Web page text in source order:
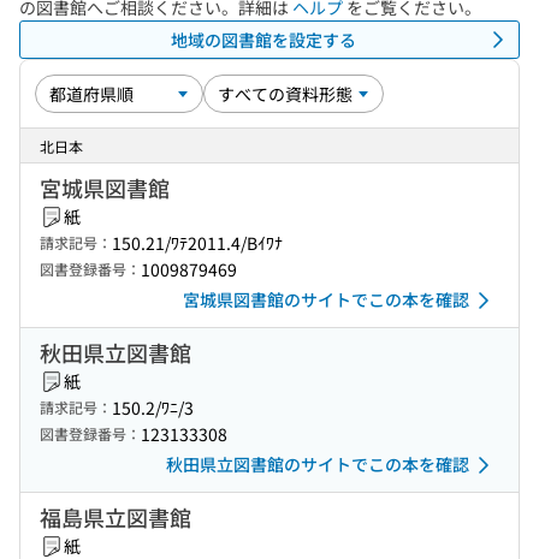
の図書館へご相談ください。詳細は ヘルプ をご覧ください。
地域の図書館を設定する
北日本
宮城県図書館
紙
請求記号： 150.21/ﾜﾃ2011.4/Bｲﾜﾅ
図書登録番号： 1009879469
宮城県図書館のサイトでこの本を確認
秋田県立図書館
紙
請求記号： 150.2/ﾜﾆ/3
図書登録番号： 123133308
秋田県立図書館のサイトでこの本を確認
福島県立図書館
紙